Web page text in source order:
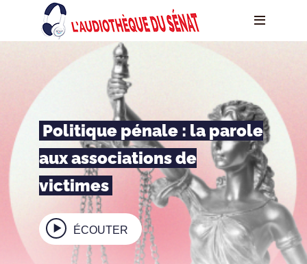
Politique pénale : la parole
aux associations de
victimes
ÉCOUTER